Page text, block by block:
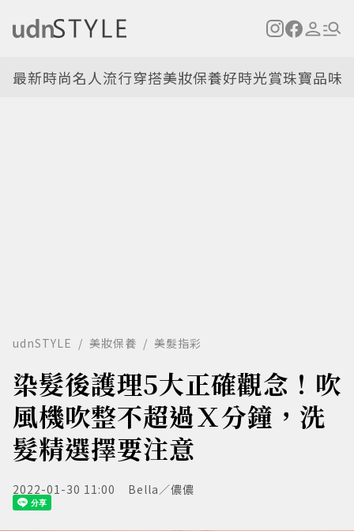
最新時尚名人流行穿搭美妝保養好時光賞珠寶品味
udnSTYLE 美妝保養 美髮指彩
染髮後護理5大正確觀念！吹
風機吹整不超過Ｘ分鐘，洗
髮精選擇要注意
2022-01-30 11:00 Bella／儂儂